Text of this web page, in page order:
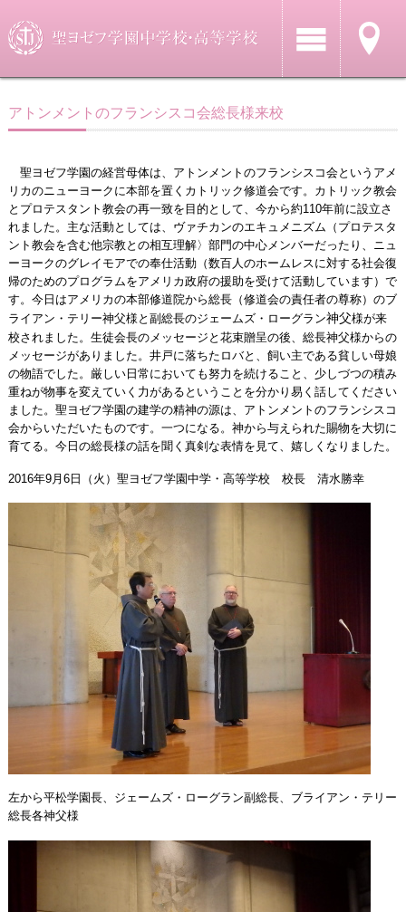
アトンメントのフランシスコ会総長様来校
聖ヨゼフ学園の経営母体は、アトンメントのフランシスコ会というアメ
リカのニューヨークに本部を置くカトリック修道会です。カトリック教会
とプロテスタント教会の再一致を目的として、今から約110年前に設立さ
れました。主な活動としては、ヴァチカンのエキュメニズム（プロテスタ
ント教会を含む他宗教との相互理解〉部門の中心メンバーだったり、ニュ
ーヨークのグレイモアでの奉仕活動（数百人のホームレスに対する社会復
帰のためのプログラムをアメリカ政府の援助を受けて活動しています）で
す。今日はアメリカの本部修道院から総長（修道会の責任者の尊称）のブ
ライアン・テリー神父様と副総長のジェームズ・ローグラン神父様が来
校されました。生徒会長のメッセージと花束贈呈の後、総長神父様からの
メッセージがありました。井戸に落ちたロバと、飼い主である貧しい母娘
の物語でした。厳しい日常においても努力を続けること、少しづつの積み
重ねが物事を変えていく力があるということを分かり易く話してください
ました。聖ヨゼフ学園の建学の精神の源は、アトンメントのフランシスコ
会からいただいたものです。一つになる。神から与えられた賜物を大切に
育てる。今日の総長様の話を聞く真剣な表情を見て、嬉しくなりました。
2016年9月6日（火）聖ヨゼフ学園中学・高等学校 校長 清水勝幸
左から平松学園長、ジェームズ・ローグラン副総長、ブライアン・テリー
総長各神父様